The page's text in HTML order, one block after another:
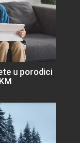
u porodici